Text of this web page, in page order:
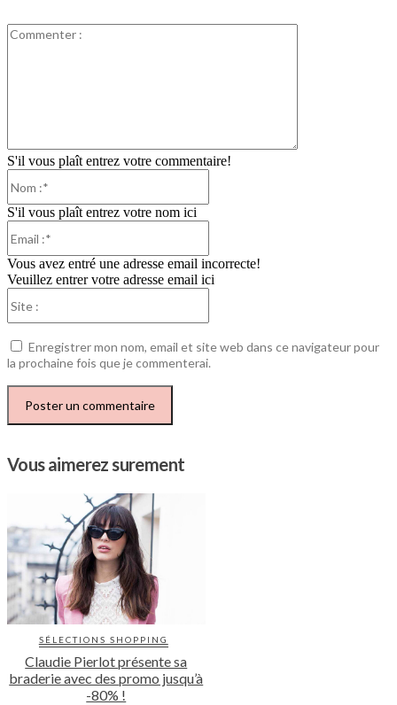
S'il vous plaît entrez votre commentaire!
S'il vous plaît entrez votre nom ici
Vous avez entré une adresse email incorrecte!
Veuillez entrer votre adresse email ici
Enregistrer mon nom, email et site web dans ce navigateur pour
la prochaine fois que je commenterai.
Vous aimerez surement
SÉLECTIONS SHOPPING
Claudie Pierlot présente sa
braderie avec des promo jusqu’à
-80% !